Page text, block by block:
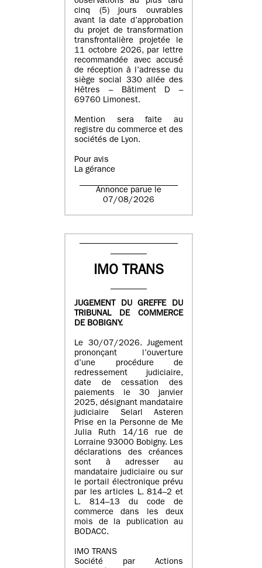
cinq (5) jours ouvrables
avant la date d’approbation
du projet de transformation
transfrontalière projetée le
11 octobre 2026, par lettre
recommandée avec accusé
de réception à l’adresse du
siège social 330 allée des
Hêtres – Bâtiment D –
69760 Limonest.
Mention sera faite au
registre du commerce et des
sociétés de Lyon.
Pour avis
La gérance
Annonce parue le
07/08/2026
IMO TRANS
JUGEMENT DU GREFFE DU
TRIBUNAL DE COMMERCE
DE BOBIGNY.
Le 30/07/2026. Jugement
prononçant l’ouverture
d’une procédure de
redressement judiciaire,
date de cessation des
paiements le 30 janvier
2025, désignant mandataire
judiciaire Selarl Asteren
Prise en la Personne de Me
Julia Ruth 14/16 rue de
Lorraine 93000 Bobigny. Les
déclarations des créances
sont à adresser au
mandataire judiciaire ou sur
le portail électronique prévu
par les articles L. 814–2 et
L. 814–13 du code de
commerce dans les deux
mois de la publication au
BODACC.
IMO TRANS
Société par Actions